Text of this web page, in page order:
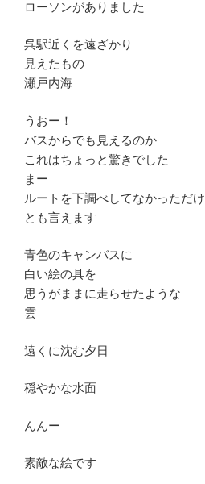
ローソンがありました
呉駅近くを遠ざかり
見えたもの
瀬戸内海
うおー！
バスからでも見えるのか
これはちょっと驚きでした
まー
ルートを下調べしてなかっただけ
とも言えます
青色のキャンバスに
白い絵の具を
思うがままに走らせたような
雲
遠くに沈む夕日
穏やかな水面
んんー
素敵な絵です